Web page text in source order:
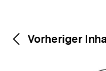
Weitere
Content-
Navigation
Vorheriger